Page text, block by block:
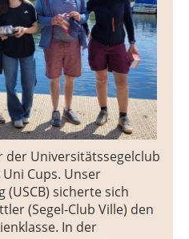
der Universitätssegelclub
Cups. Unser
(USCB) sicherte sich
(Segel-Club Ville) den
In der